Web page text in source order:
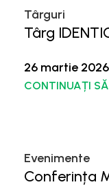
Târguri
Târg
26 martie 2026
CONTINUAȚI
Evenimente
Conferința